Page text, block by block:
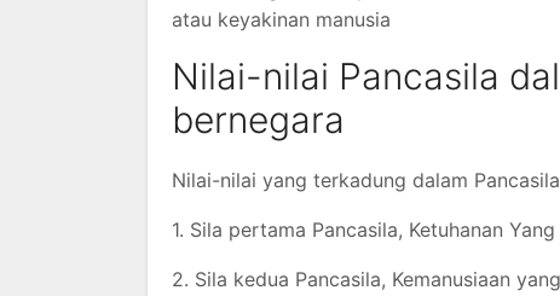
atau keyakinan manusia
Nilai-nilai Pancasila
bernegara
Nilai-nilai yang terkadung dalam
1. Sila pertama Pancasila, Ketuhanan
2. Sila kedua Pancasila, Kemanusiaan